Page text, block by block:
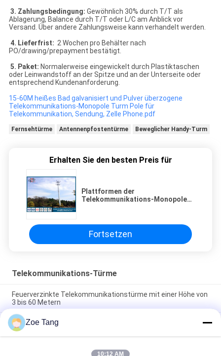
3. Zahlungsbedingung: Gewöhnlich 30% durch T/T als
Ablagerung, Balance durch T/T oder L/C am Anblick vor
Versand. Über andere Zahlungsweise kann verhandelt werden.
4. Lieferfrist: 2 Wochen pro Behälter nach
PO/drawing/prepayment bestätigt.
5. Paket: Normalerweise eingewickelt durch Plastiktaschen
oder Leinwandstoff an der Spitze und an der Unterseite oder
entsprechend Kundenanforderung.
15-60M heißes Bad galvanisiert und Pulver überzogene
Telekommunikations-Monopole Turm Pole für
Telekommunikation, Sendung, Zelle Phone.pdf
Fernsehtürme Antennenpfostentürme Beweglicher Handy-Turm
Erhalten Sie den besten Preis für
Plattformen der
Telekommunikations-Monopole
Fortsetzen
Telekommunikations-Türme
Feuerverzinkte Telekommunikationstürme mit einer Höhe von
3 bis 60 Metern
Hot Dip Galvanized Telekommunikationsturm mit 345 MPA
Leistungsstärke
Telekommunikationsturm mit Windwiderstand von 100 km/h,
Zoe Tang
10:12 AM